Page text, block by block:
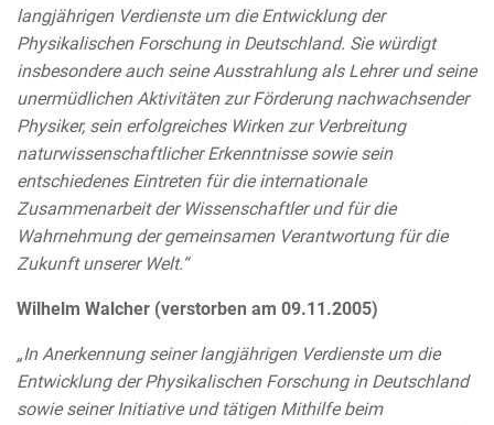
langjährigen Verdienste um die Entwicklung der
Physikalischen Forschung in Deutschland. Sie würdigt
insbesondere auch seine Ausstrahlung als Lehrer und seine
unermüdlichen Aktivitäten zur Förderung nachwachsender
Physiker, sein erfolgreiches Wirken zur Verbreitung
naturwissenschaftlicher Erkenntnisse sowie sein
entschiedenes Eintreten für die internationale
Zusammenarbeit der Wissenschaftler und für die
Wahrnehmung der gemeinsamen Verantwortung für die
Zukunft unserer Welt.“
Wilhelm Walcher (verstorben am 09.11.2005)
„In Anerkennung seiner langjährigen Verdienste um die
Entwicklung der Physikalischen Forschung in Deutschland
sowie seiner Initiative und tätigen Mithilfe beim